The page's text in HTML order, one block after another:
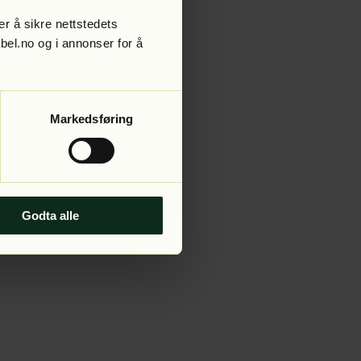
å sikre nettstedets
og i annonser for å
Markedsføring
Godta alle